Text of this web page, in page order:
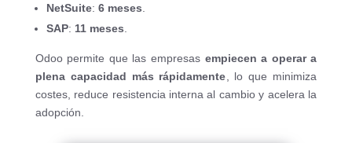
NetSuite: 6 meses
SAP: 11 meses
Odoo permite que las empresas empiecen a operar a
plena capacidad más rápidamente , lo que minimiza
costes, reduce resistencia interna al cambio y acelera la
adopción.